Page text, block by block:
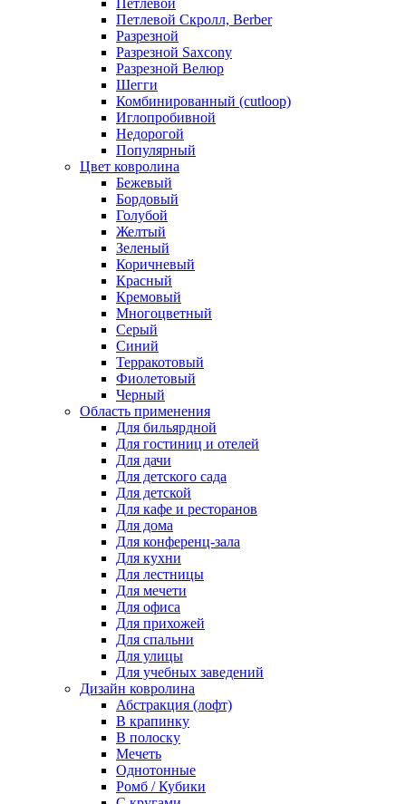
Петлевой
Петлевой Скролл, Berber
Разрезной
Разрезной Saxcony
Разрезной Велюр
Шегги
Комбинированный (cutloop)
Иглопробивной
Недорогой
Популярный
Цвет ковролина
Бежевый
Бордовый
Голубой
Желтый
Зеленый
Коричневый
Красный
Кремовый
Многоцветный
Серый
Синий
Терракотовый
Фиолетовый
Черный
Область применения
Для бильярдной
Для гостиниц и отелей
Для дачи
Для детского сада
Для детской
Для кафе и ресторанов
Для дома
Для конференц-зала
Для кухни
Для лестницы
Для мечети
Для офиса
Для прихожей
Для спальни
Для улицы
Для учебных заведений
Дизайн ковролина
Абстракция (лофт)
В крапинку
В полоску
Мечеть
Однотонные
Ромб / Кубики